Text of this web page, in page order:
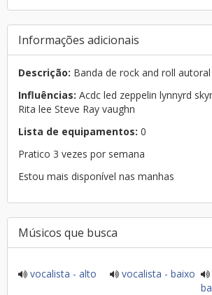
Informações adicionais
Descrição: Banda de rock and roll autoral
Influências: Acdc led zeppelin lynnyrd
Rita lee Steve Ray vaughn
Lista de equipamentos: 0
Pratico 3 vezes por semana
Estou mais disponível nas manhas
Músicos que busca
vocalista - alto vocalista - baixo